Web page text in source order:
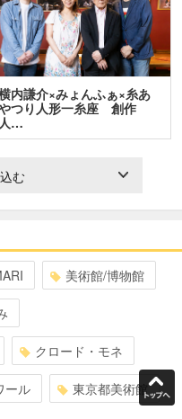
内謙介×みょんふぁ×糸あ
つり人形一糸座 創作
人…
む
美術館/博物館
クロード・モネ
ール 東京都美術館